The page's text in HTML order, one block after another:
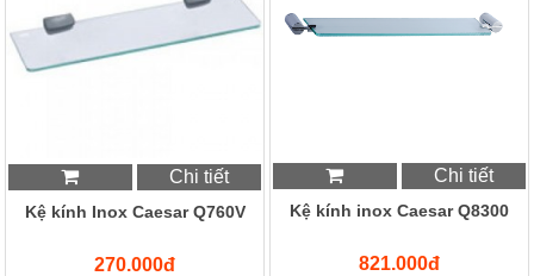
Chi tiết
Kệ kính Inox Caesar Q760V
270.000đ
Chi tiết
Kệ kính inox Caesar Q8300
821.000đ